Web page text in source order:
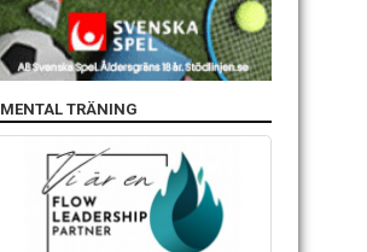
MENTAL TRÄNING